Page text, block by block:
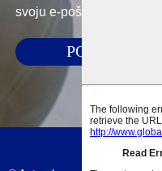
svoju e-poštu i mi ćemo
PODNIJETI